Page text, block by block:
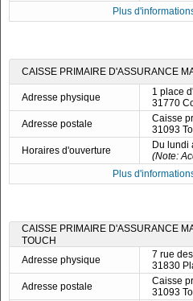
Plus
CAISSE PRIMAIRE D'ASSURANCE
Adresse physique
1 place
31770
Adresse postale
Caisse
31093
Horaires d'ouverture
Du lundi
(Note:
Plus
CAISSE PRIMAIRE D'ASSURANCE
TOUCH
Adresse physique
7 rue
31830
Adresse postale
Caisse
31093